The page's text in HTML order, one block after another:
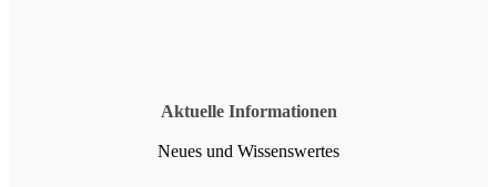
Aktuelle Informationen
Neues und Wissenswertes